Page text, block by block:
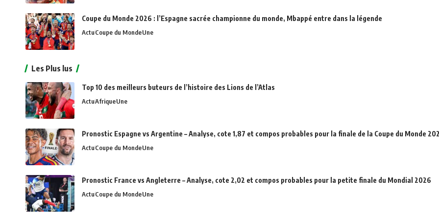
Coupe du Monde 2026 : l’Espagne sacrée championne du monde, Mbappé entre dans la légende
ActuCoupe du MondeUne
Les Plus lus
Top 10 des meilleurs buteurs de l’histoire des Lions de l’Atlas
ActuAfriqueUne
Pronostic Espagne vs Argentine – Analyse, cote 1,87 et compos probables pour la finale de la Coupe du Monde
ActuCoupe du MondeUne
Pronostic France vs Angleterre – Analyse, cote 2,02 et compos probables pour la petite finale du Mondial 2026
ActuCoupe du MondeUne